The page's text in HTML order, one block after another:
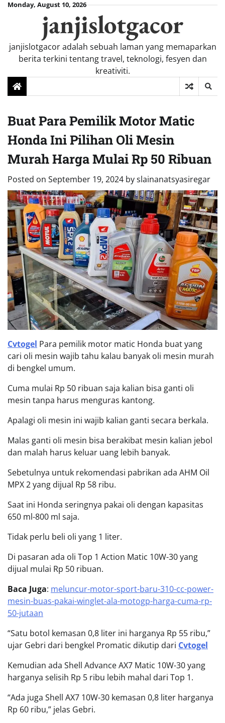
SkipMonday, August 10, 2026
janjislotgacor
janjislotgacor adalah sebuah laman yang memaparkan
berita terkini tentang travel, teknologi, fesyen dan
kreativiti.
Buat Para Pemilik Motor Matic
Honda Ini Pilihan Oli Mesin
Murah Harga Mulai Rp 50 Ribuan
Posted on September 19, 2024 byslainanatsyasiregar
Cvtogel Para pemilik motor matic Honda buat yang
cari oli mesin wajib tahu kalau banyak oli mesin murah
di bengkel umum.
Cuma mulai Rp 50 ribuan saja kalian bisa ganti oli
mesin tanpa harus menguras kantong.
Apalagi oli mesin ini wajib kalian ganti secara berkala.
Malas ganti oli mesin bisa berakibat mesin kalian jebol
dan malah harus keluar uang lebih banyak.
Sebetulnya untuk rekomendasi pabrikan ada AHM Oil
MPX 2 yang dijual Rp 58 ribu.
Saat ini Honda seringnya pakai oli dengan kapasitas
650 ml-800 ml saja.
Tidak perlu beli oli yang 1 liter.
Di pasaran ada oli Top 1 Action Matic 10W-30 yang
dijual mulai Rp 50 ribuan.
Baca Juga: meluncur-motor-sport-baru-310-cc-power-
mesin-buas-pakai-winglet-ala-motogp-harga-cuma-rp-
50-jutaan
“Satu botol kemasan 0,8 liter ini harganya Rp 55 ribu,”
ujar Gebri dari bengkel Promatic dikutip dari Cvtogel
Kemudian ada Shell Advance AX7 Matic 10W-30 yang
harganya selisih Rp 5 ribu lebih mahal dari Top 1.
“Ada juga Shell AX7 10W-30 kemasan 0,8 liter harganya
Rp 60 ribu,” jelas Gebri.